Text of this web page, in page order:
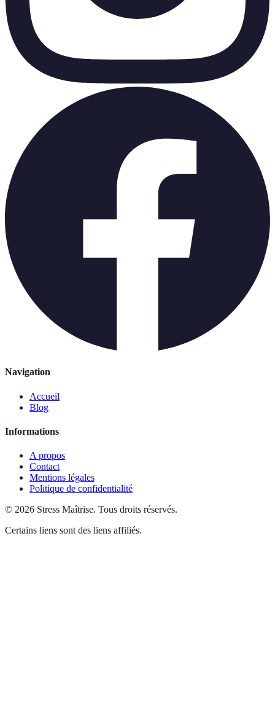
Navigation
Accueil
Blog
Informations
A propos
Contact
Mentions légales
Politique de confidentialité
© 2026 Stress Maîtrise. Tous droits réservés.
Certains liens sont des liens affiliés.